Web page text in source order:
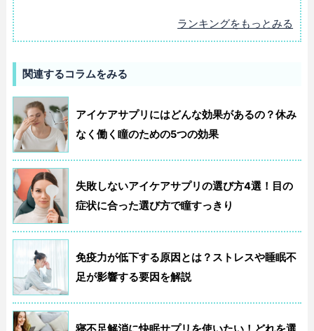
ランキングをもっとみる
関連するコラムをみる
アイケアサプリにはどんな効果があるの？休み
なく働く瞳のための5つの効果
失敗しないアイケアサプリの選び方4選！目の
症状に合った選び方で瞳すっきり
免疫力が低下する原因とは？ストレスや睡眠不
足が影響する要因を解説